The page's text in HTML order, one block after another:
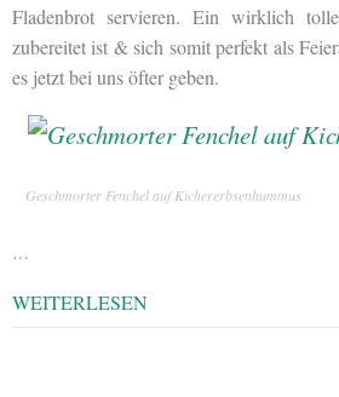
Fladenbrot servieren. Ein wirklich
zubereitet ist & sich somit perfekt als
es jetzt bei uns öfter geben.
Geschmorter Fenchel auf Kichererbsenhummus
…
WEITERLESEN